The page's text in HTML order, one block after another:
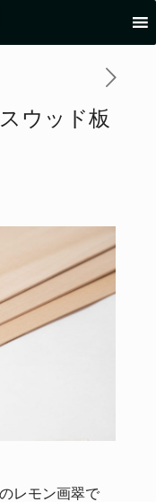
ウッド板
レモン画翠で